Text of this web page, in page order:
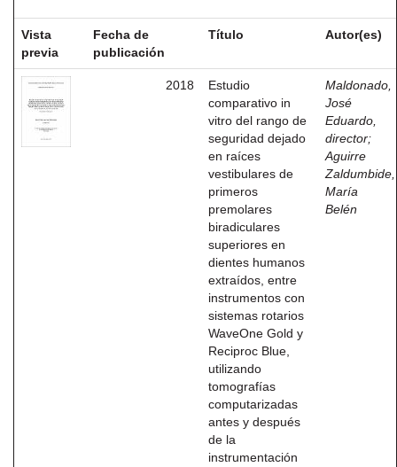
Vista
previa
Fecha de
publicación
Título Autor(es)
2018
Estudio
comparativo in
vitro del rango de
seguridad dejado
en raíces
vestibulares de
primeros
premolares
biradiculares
superiores en
dientes humanos
extraídos, entre
instrumentos con
sistemas rotarios
WaveOne Gold y
Reciproc Blue,
utilizando
tomografías
computarizadas
antes y después
de la
instrumentación
Maldonado,
José
Eduardo,
director;
Aguirre
Zaldumbide,
María
Belén